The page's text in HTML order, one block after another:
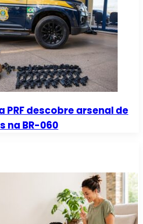
PRF descobre arsenal de
na BR-060